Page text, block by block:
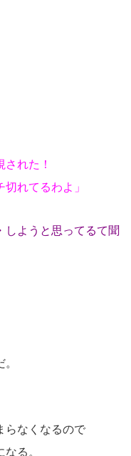
れた！
れてるわよ」
しようと思ってるて聞
らなくなるので
る。